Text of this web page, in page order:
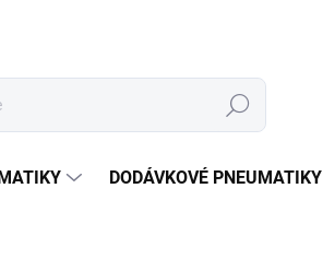
Hľadať
DODÁVKOVÉ PNEUMATIKY